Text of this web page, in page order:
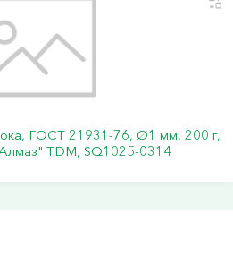
ГОСТ 21931-76, Ø1 мм, 200 г,
TDM, SQ1025-0314